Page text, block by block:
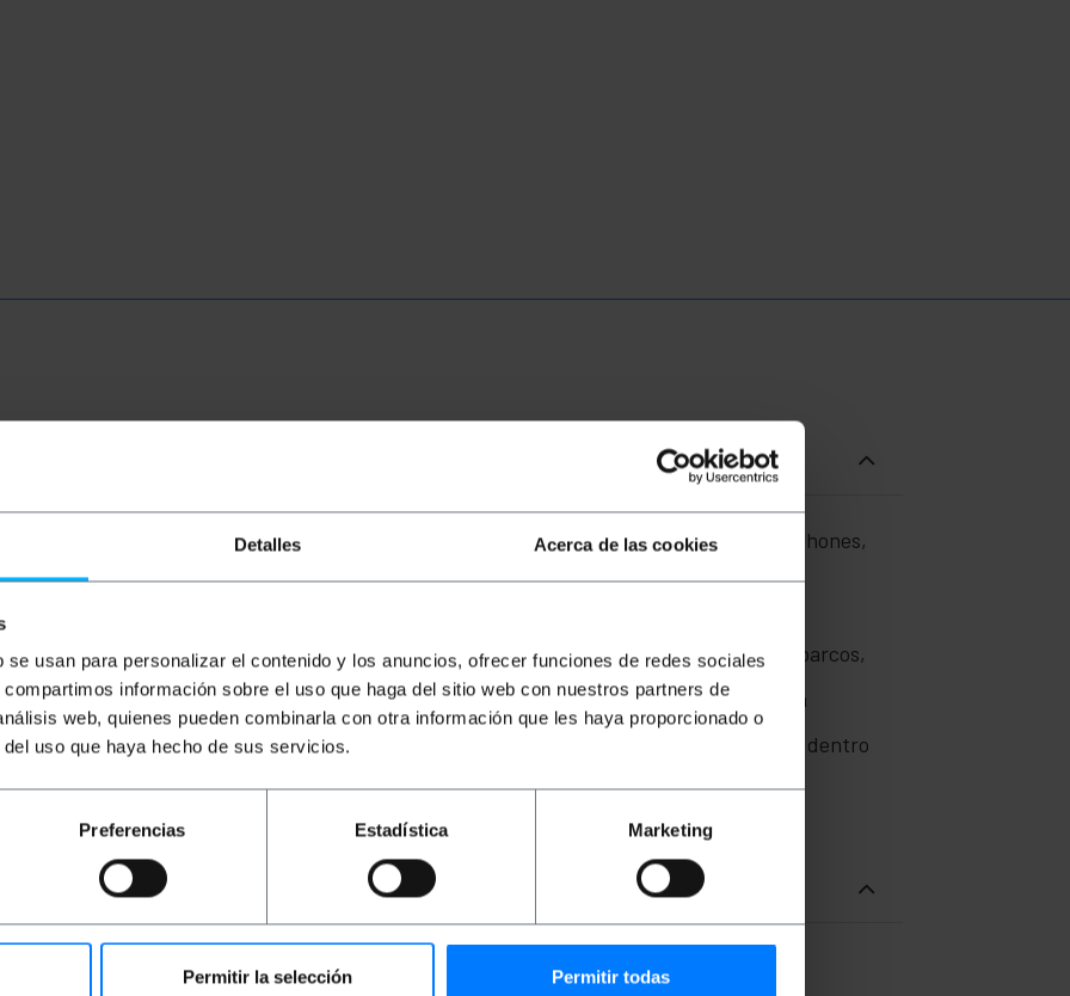
Detalles Acerca de las cookies
usan para personalizar el contenido y los anuncios, ofrecer funciones de redes sociales
información sobre el uso que haga del sitio web con nuestros partners de
web, quienes pueden combinarla con otra información que les haya proporcionado o
uso que haya hecho de sus servicios.
Preferencias Estadística Marketing
Permitir la selección Permitir todas
que sirve tanto para inflar o desinflar. Ideal para flotadores, tiendas de campaña, colchones,
con motor de 50W que sirve tanto para inflar o desinflar.
flotadores, camping, tiendas de campaña, globos, colchones, colchoneta, camas, barcos,
fabricado en ABS , incluye como accesorio 3 boquillas distintas para poder inflar la
uno de 220/240V AC para enchufes domésticos y otro de 12V DC para enchufarlo dentro
el aparato en funcionamiento continuado por más de 15 minutos.
x alto): 12.0 x 10.0 x 11.5 cm